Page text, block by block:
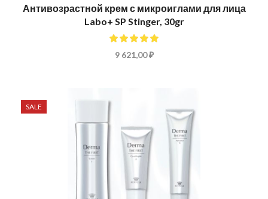
Антивозрастной крем с микроиглами для лица
Labo+ SP Stinger, 30gr
9 621,00 ₽
SALE